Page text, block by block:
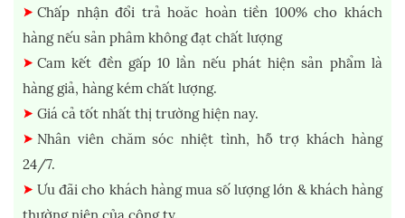
Chấp nhận đổi trả hoăc hoàn tiền 100% cho khách
hàng nếu sản phâm không đạt chất lượng
Cam kết đền gấp 10 lần nếu phát hiện sản phẩm là
hàng giả, hàng kém chất lượng.
Giá cả tốt nhất thị trường hiện nay.
Nhân viên chăm sóc nhiệt tình, hỗ trợ khách hàng
24/7.
Ưu đãi cho khách hàng mua số lượng lớn & khách hàng